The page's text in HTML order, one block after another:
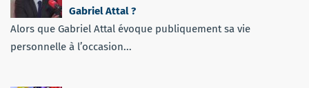
Gabriel Attal ?
Alors que Gabriel Attal évoque publiquement sa vie
personnelle à l’occasion...